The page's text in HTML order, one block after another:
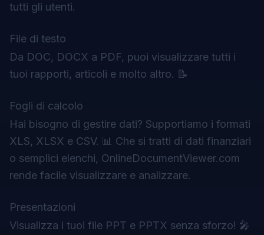
tutti gli utenti.
File di testo
Da DOC, DOCX a PDF, puoi visualizzare tutti i
tuoi rapporti, articoli e molto altro. 📝
Fogli di calcolo
Hai bisogno di gestire dati? Supportiamo i formati
XLS, XLSX e CSV. 📊 Che si tratti di dati finanziari
o semplici elenchi, OnlineDocumentViewer.com
rende facile visualizzare e analizzare.
Presentazioni
Visualizza i tuoi file PPT e PPTX senza sforzo! 🎤